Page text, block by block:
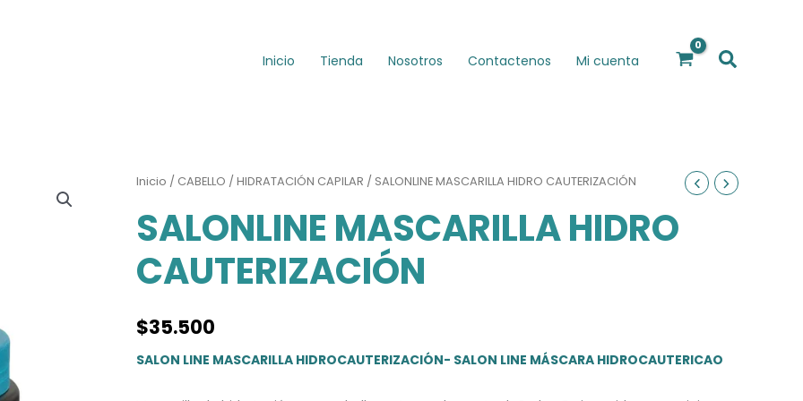
Inicio Tienda Nosotros Contactenos Mi cuenta Buscar
Inicio / CABELLO /HIDRATACIÓN CAPILAR / SALONLINE MASCARILLA HIDRO CAUTERIZACIÓN
SALONLINE MASCARILLA HIDRO
CAUTERIZACIÓN
$35.500
SALON LINE MASCARILLA HIDROCAUTERIZACIÓN- SALON LINE MÁSCARA HIDROCAUTERICAO